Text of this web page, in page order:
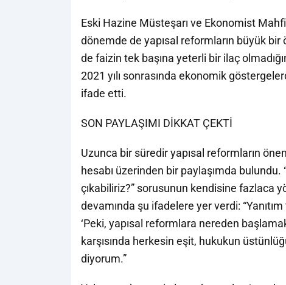
Eski Hazine Müsteşarı ve Ekonomist
dönemde de yapısal reformların büyük bir
de faizin tek başına yeterli bir ilaç
2021 yılı sonrasında ekonomik
ifade etti.
SON PAYLAŞIMI DİKKAT ÇEKTİ
Uzunca bir süredir yapısal reformların
hesabı üzerinden bir paylaşımda bulundu.
çıkabiliriz?” sorusunun kendisine fazlaca
devamında şu ifadelere yer verdi:
‘Peki, yapısal reformlara nereden
karşısında herkesin eşit, hukukun
diyorum.”